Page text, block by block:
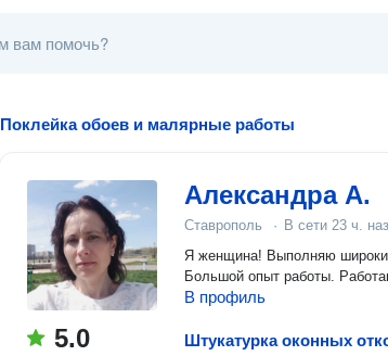
Поклейка обоев и малярные работы
5.0
Александра А.
Ставрополь · В сети 23 ч.
Я женщина! Выполняю
Большой опыт работы.
В профиль
Штукатурка оконных